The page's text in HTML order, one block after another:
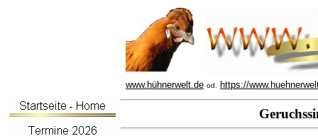
www.hühnerwelt.de od. https://